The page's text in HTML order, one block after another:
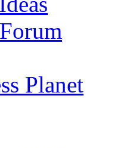
Planet